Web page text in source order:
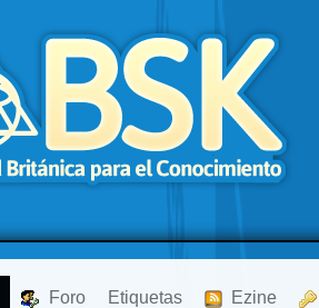
Foro Etiquetas Ezine